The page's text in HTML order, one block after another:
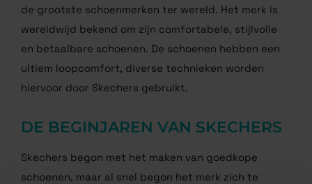
de grootste schoenmerken ter wereld. Het merk is
wereldwijd bekend om zijn comfortabele, stijlvolle
en betaalbare schoenen. De schoenen hebben een
ultiem loopcomfort, diverse technieken worden
hiervoor door Skechers gebruikt.
DE BEGINJAREN VAN SKECHERS
Skechers begon met het maken van goedkope
schoenen, maar al snel begon het merk zich te